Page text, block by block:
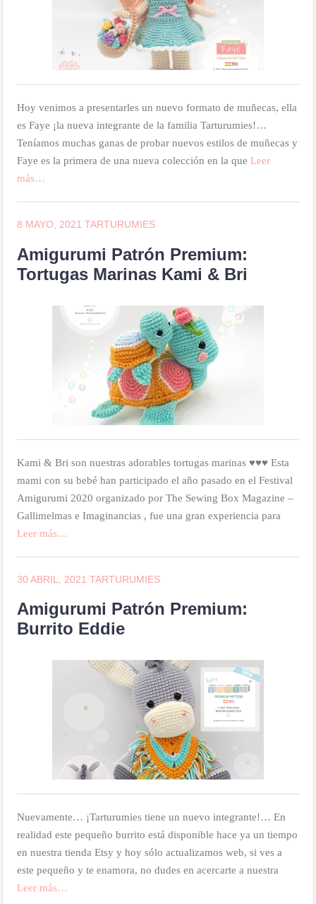
Hoy venimos a presentarles un nuevo formato de muñecas, ella
es Faye ¡la nueva integrante de la familia Tarturumies!…
Teníamos muchas ganas de probar nuevos estilos de muñecas y
Faye es la primera de una nueva colección en la que Leer
más…
8 MAYO, 2021 TARTURUMIES
Amigurumi Patrón Premium:
Tortugas Marinas Kami & Bri
Kami & Bri son nuestras adorables tortugas marinas ♥♥♥ Esta
mami con su bebé han participado el año pasado en el Festival
Amigurumi 2020 organizado por The Sewing Box Magazine –
Gallimelmas e Imaginancias , fue una gran experiencia para
Leer más…
30 ABRIL, 2021 TARTURUMIES
Amigurumi Patrón Premium:
Burrito Eddie
Nuevamente… ¡Tarturumies tiene un nuevo integrante!… En
realidad este pequeño burrito está disponible hace ya un tiempo
en nuestra tienda Etsy y hoy sólo actualizamos web, si ves a
este pequeño y te enamora, no dudes en acercarte a nuestra
Leer más…